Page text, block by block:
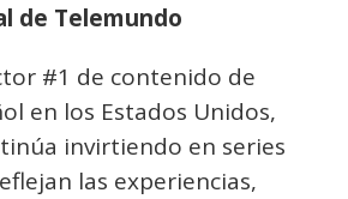
de Telemundo
#1 de contenido de
en los Estados Unidos,
invirtiendo en series
las experiencias,